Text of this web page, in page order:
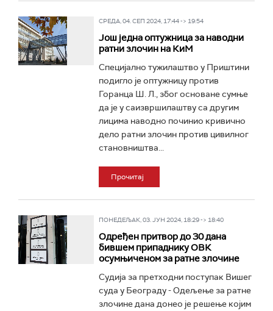
СРЕДА, 04. СЕП 2024, 17:44 -> 19:54
Још једна оптужница за наводни
ратни злочин на КиМ
Специјално тужилаштво у Приштини
подигло је оптужницу против
Горанца Ш. Л., због основане сумње
да је у саизвршилаштву са другим
лицима наводно починио кривично
дело ратни злочин против цивилног
становништва...
Прочитај
ПОНЕДЕЉАК, 03. ЈУН 2024, 18:29 -> 18:40
Одређен притвор до 30 дана
бившем припаднику ОВК
осумњиченом за ратне злочине
Судија за претходни поступак Вишег
суда у Београду - Одељење за ратне
злочине дана донео је решење којим